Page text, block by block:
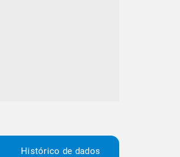
Histórico de dados